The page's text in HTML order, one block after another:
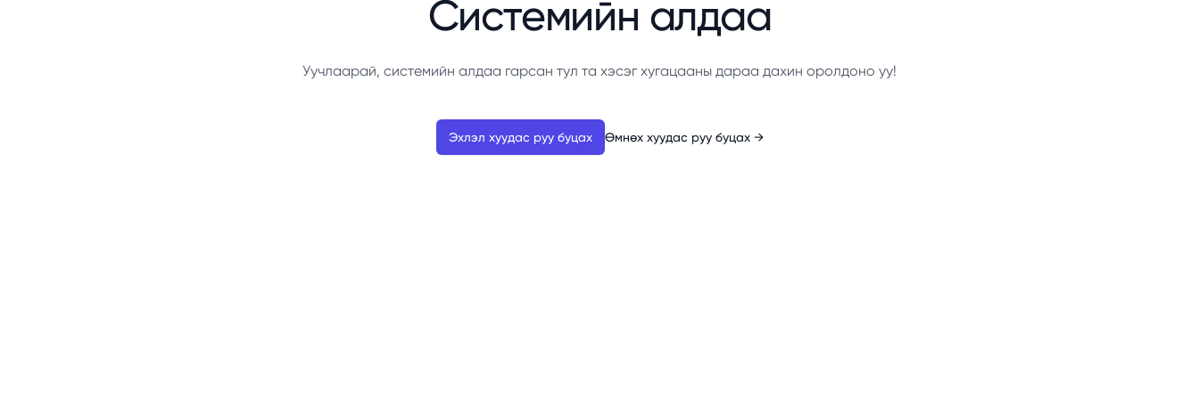
Системийн алдаа
Уучлаарай, системийн алдаа гарсан тул та хэсэг хугацааны дараа дахин оролдоно уу!
Эхлэл хуудас руу буцах Өмнөх хуудас руу буцах →